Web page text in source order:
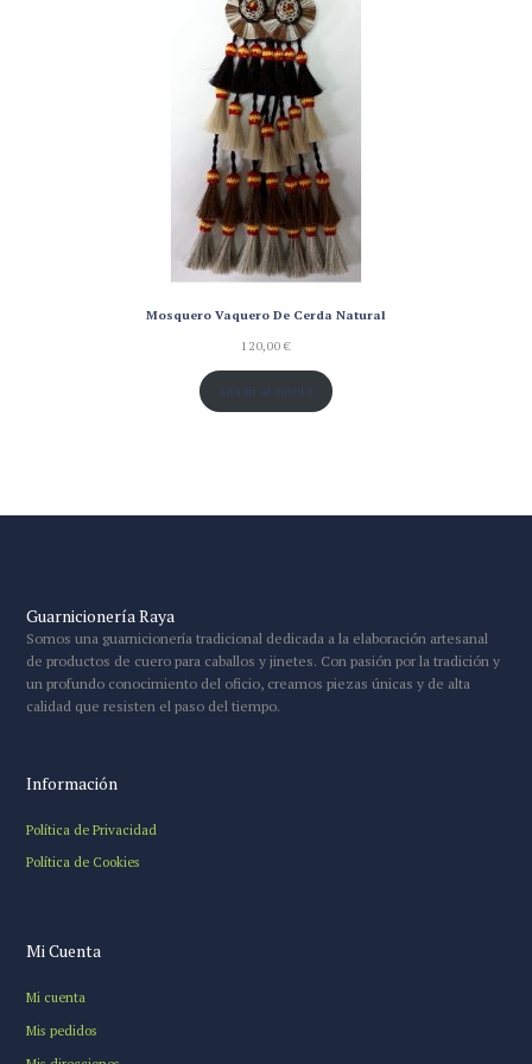
Mosquero Vaquero De Cerda Natural
120,00€
Añadir al carrito
Guarnicionería Raya
Somos una guarnicionería tradicional dedicada a la elaboración artesanal
de productos de cuero para caballos y jinetes. Con pasión por la tradición y
un profundo conocimiento del oficio, creamos piezas únicas y de alta
calidad que resisten el paso del tiempo.
Información
Política de Privacidad
Política de Cookies
Mi Cuenta
Mi cuenta
Mis pedidos